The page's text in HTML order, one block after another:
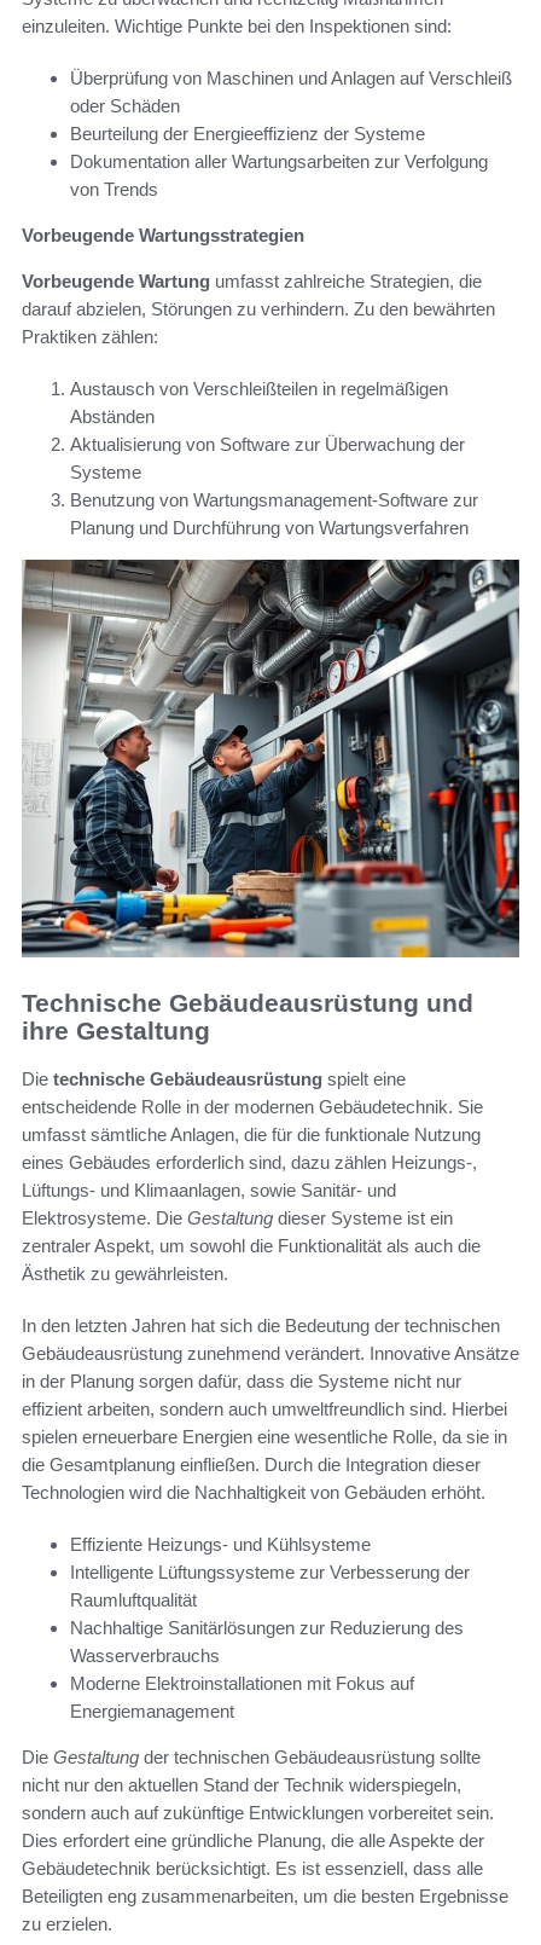
einzuleiten. Wichtige Punkte bei den Inspektionen sind:
Überprüfung von Maschinen und Anlagen auf Verschleiß
oder Schäden
Beurteilung der Energieeffizienz der Systeme
Dokumentation aller Wartungsarbeiten zur Verfolgung
von Trends
Vorbeugende Wartungsstrategien
Vorbeugende Wartung umfasst zahlreiche Strategien, die
darauf abzielen, Störungen zu verhindern. Zu den bewährten
Praktiken zählen:
Austausch von Verschleißteilen in regelmäßigen
Abständen
Aktualisierung von Software zur Überwachung der
Systeme
Benutzung von Wartungsmanagement-Software zur
Planung und Durchführung von Wartungsverfahren
Technische Gebäudeausrüstung und
ihre Gestaltung
Die technische Gebäudeausrüstung spielt eine
entscheidende Rolle in der modernen Gebäudetechnik. Sie
umfasst sämtliche Anlagen, die für die funktionale Nutzung
eines Gebäudes erforderlich sind, dazu zählen Heizungs-,
Lüftungs- und Klimaanlagen, sowie Sanitär- und
Elektrosysteme. Die Gestaltung dieser Systeme ist ein
zentraler Aspekt, um sowohl die Funktionalität als auch die
Ästhetik zu gewährleisten.
In den letzten Jahren hat sich die Bedeutung der technischen
Gebäudeausrüstung zunehmend verändert. Innovative Ansätze
in der Planung sorgen dafür, dass die Systeme nicht nur
effizient arbeiten, sondern auch umweltfreundlich sind. Hierbei
spielen erneuerbare Energien eine wesentliche Rolle, da sie in
die Gesamtplanung einfließen. Durch die Integration dieser
Technologien wird die Nachhaltigkeit von Gebäuden erhöht.
Effiziente Heizungs- und Kühlsysteme
Intelligente Lüftungssysteme zur Verbesserung der
Raumluftqualität
Nachhaltige Sanitärlösungen zur Reduzierung des
Wasserverbrauchs
Moderne Elektroinstallationen mit Fokus auf
Energiemanagement
Die Gestaltung der technischen Gebäudeausrüstung sollte
nicht nur den aktuellen Stand der Technik widerspiegeln,
sondern auch auf zukünftige Entwicklungen vorbereitet sein.
Dies erfordert eine gründliche Planung, die alle Aspekte der
Gebäudetechnik berücksichtigt. Es ist essenziell, dass alle
Beteiligten eng zusammenarbeiten, um die besten Ergebnisse
zu erzielen.